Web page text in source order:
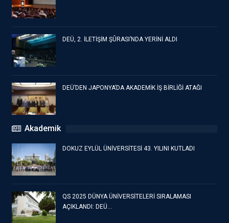
DEÜ, 2. İLETİŞİM ŞÛRASI’NDA YERİNİ ALDI
DEÜ’DEN JAPONYA’DA AKADEMİK İŞ BİRLİĞİ ATAĞI
Akademik
DOKUZ EYLÜL ÜNİVERSİTESİ 43. YILINI KUTLADI
QS 2025 DÜNYA ÜNİVERSİTELERİ SIRALAMASI
AÇIKLANDI: DEÜ…